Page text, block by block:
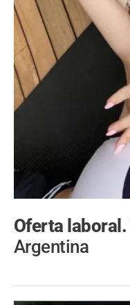
Oferta laboral.
Argentina